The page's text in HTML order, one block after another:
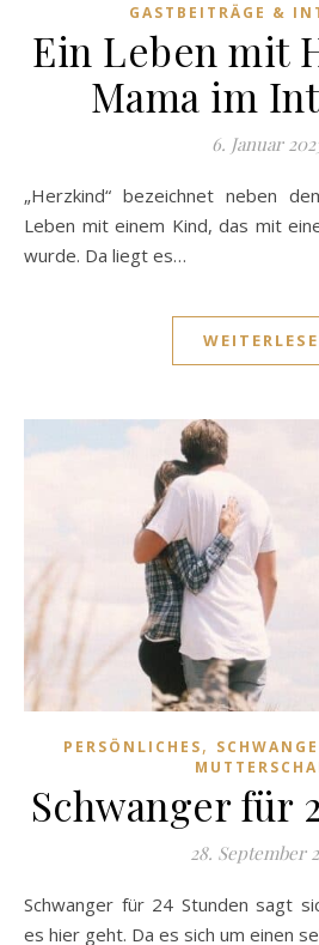
GASTBEITRÄGE &
Ein Leben mit
Mama im
6. Januar
„Herzkind“ bezeichnet neben dem Kosewort auch das
Leben mit einem Kind, das mit
wurde. Da liegt es…
PERSÖNLICHES,
Schwanger für
28. September
Schwanger für 24 Stunden sagt sicher schon aus, worum
es hier geht. Da es sich um einen